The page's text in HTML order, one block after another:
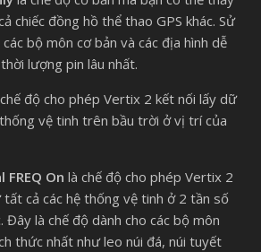
chiếc đồng hồ thể thao GPS khác. Sử
bộ môn cơ bản và các địa hình dễ
lượng pin lâu nhất.
độ cho phép Vertix 2 kết nối lấy dữ
vệ tinh trên bầu trời ở vị trí của
FREQ On là chế độ cho phép Vertix 2
cả các hệ thống vệ tinh ở 2 tần số
Đây là chế độ dành cho các bộ môn
thức nhất như leo núi đá, núi tuyết